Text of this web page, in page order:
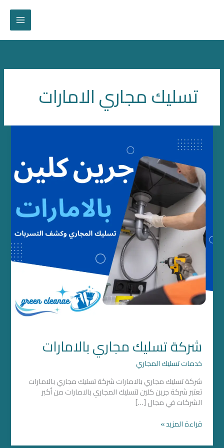
تسليك مجاري الامارات
شركة تسليك مجاري بالامارات
خدمات تسليك المجاري
شركة تسليك مجاري بالامارات شركة تسليك مجاري بالامارات
تعتبر شركة جرين كلين لتسليك المجاري بالامارات من أكبر
الشركات في مجال […]
شركة
تسليك
مجاري
بالامارات
قراءة المزيد »